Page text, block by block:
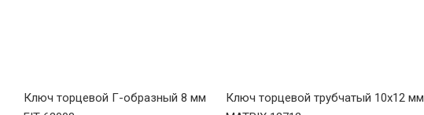
Ключ торцевой Г-образный 8 мм
Ключ торцевой трубчатый 10х12 мм